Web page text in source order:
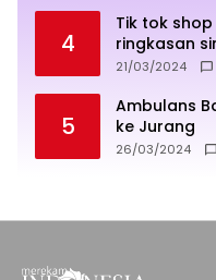
4
Tik tok
ringkasan
sukses
21/03/2024
5
Ambulans
ke Jurang
26/03/2024